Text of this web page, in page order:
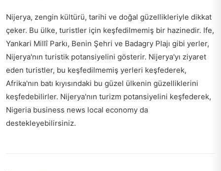
Nijerya, zengin kültürü, tarihi ve doğal güzellikleriyle dikkat
çeker. Bu ülke, turistler için keşfedilmemiş bir hazinedir. Ife,
Yankari Millî Parkı, Benin Şehri ve Badagry Plajı gibi yerler,
Nijerya'nın turistik potansiyelini gösterir. Nijerya'yı ziyaret
eden turistler, bu keşfedilmemiş yerleri keşfederek,
Afrika'nın batı kıyısındaki bu güzel ülkenin güzelliklerini
keşfedebilirler. Nijerya'nın turizm potansiyelini keşfederek,
Nigeria business news local economy da
destekleyebilirsiniz.